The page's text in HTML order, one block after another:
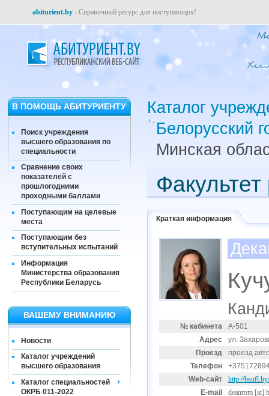
abiturient.by - Справочный ресурс для поступающих!
В ПОМОЩЬ АБИТУРИЕНТУ
Поиск учреждения
высшего образования по
специальности
Сравнение своих
показателей с
прошлогодними
проходными баллами
Поступающим на целевые
места
Поступающим без
вступительных испытаний
Информация
Министерства образования
Республики Беларусь
ВАШЕМУ ВНИМАНИЮ
Новости
Каталог учреждений
высшего образования
Каталог специальностей
ОКРБ 011-2022
Каталог
Белорусский
Минская
Краткая информация
№ кабинета
А-501
Адрес
ул.
Проезд
проезд
Телефон
Web-сайт
http://
E-mail
deanrom [at]